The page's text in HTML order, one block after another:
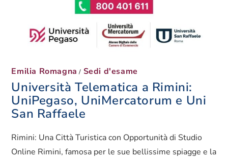
Emilia Romagna / Sedi d'esame
Università Telematica a Rimini:
UniPegaso, UniMercatorum e Uni
San Raffaele
Rimini: Una Città Turistica con Opportunità di Studio
Online Rimini, famosa per le sue bellissime spiagge e la